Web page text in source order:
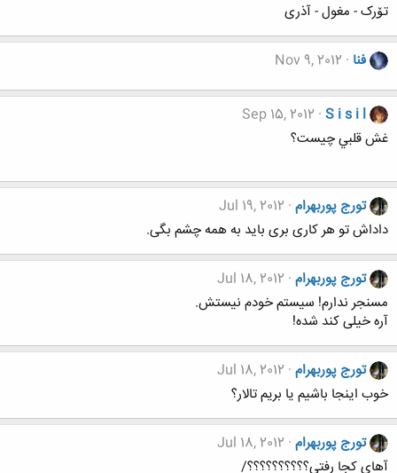
تۆرک - مغول - آذری
فنا Nov 9, 2012
S i s i l
Sep 15, 2012
غش قلبي چيست؟
تورج پوربهرام Jul 19, 2012
داداش تو هر کاری بری باید به همه چشم بگی.
تورج پوربهرام Jul 18, 2012
مسنجر ندارم! سیستم خودم نیستش.
آره خیلی کند شده!
تورج پوربهرام Jul 18, 2012
خوب اینجا باشیم یا بریم تالار؟
تورج پوربهرام Jul 18, 2012
آهای کجا رفتی؟؟؟؟؟؟؟؟؟؟/